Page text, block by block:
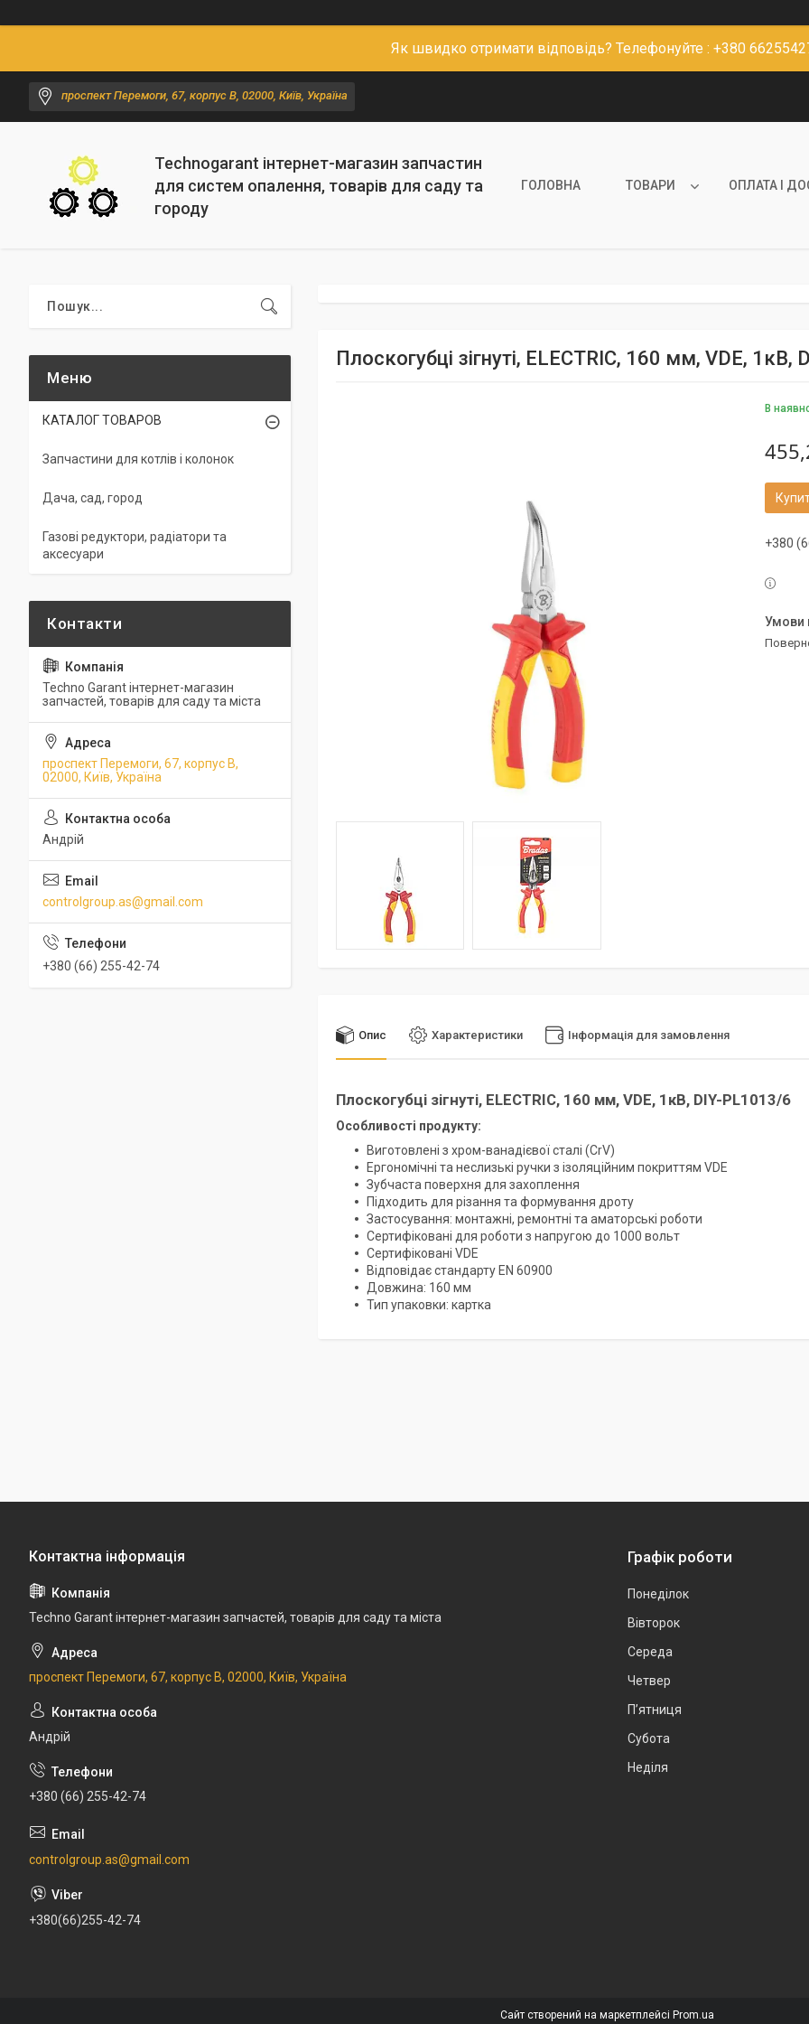
Як швидко отримати відповідь? Телефонуйте : +380
проспект Перемоги, 67, корпус В, 02000, Київ, Україна
Technogarant інтернет-магазин запчастин
для систем опалення, товарів для саду та
городу
ГОЛОВНА ТОВАРИ ОПЛАТА І
Плоскогубці зігнуті, ELECTRIC, 160 мм, VDE, 1кВ,
В
+380
Опис Характеристики Інформація для замовлення
Плоскогубці зігнуті, ELECTRIC, 160 мм, VDE, 1кВ, DIY-PL1013/6
Особливості продукту:
Виготовлені з хром-ванадієвої сталі (CrV)
Ергономічні та неслизькі ручки з ізоляційним покриттям VDE
Зубчаста поверхня для захоплення
Підходить для різання та формування дроту
Застосування: монтажні, ремонтні та аматорські роботи
Сертифіковані для роботи з напругою до 1000 вольт
Сертифіковані VDE
Відповідає стандарту EN 60900
Довжина: 160 мм
Тип упаковки: картка
КАТАЛОГ ТОВАРОВ
Запчастини для котлів і колонок
Дача, сад, город
Газові редуктори, радіатори та
аксесуари
Techno Garant інтернет-магазин
запчастей, товарів для саду та міста
проспект Перемоги, 67, корпус В,
02000, Київ, Україна
Андрій
controlgroup.as@gmail.com
+380 (66) 255-42-74
Techno Garant інтернет-магазин запчастей, товарів для саду та міста
проспект Перемоги, 67, корпус В, 02000, Київ, Україна
Андрій
+380 (66) 255-42-74
controlgroup.as@gmail.com
+380(66)255-42-74
Графік роботи
Понеділок
Вівторок
Середа
Четвер
Пʼятниця
Субота
Неділя
Сайт створений на маркетплейсі Prom.ua